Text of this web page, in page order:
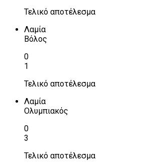
Τελικό αποτέλεσμα
Λαμία
Βόλος
0
1
Τελικό αποτέλεσμα
Λαμία
Ολυμπιακός
0
3
Τελικό αποτέλεσμα